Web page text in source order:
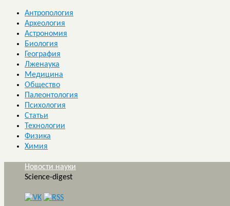
Антропология
Археология
Астрономия
Биология
География
Лженаука
Медицина
Общество
Палеонтология
Психология
Статьи
Технологии
Физика
Химия
Новости науки
Science-digest